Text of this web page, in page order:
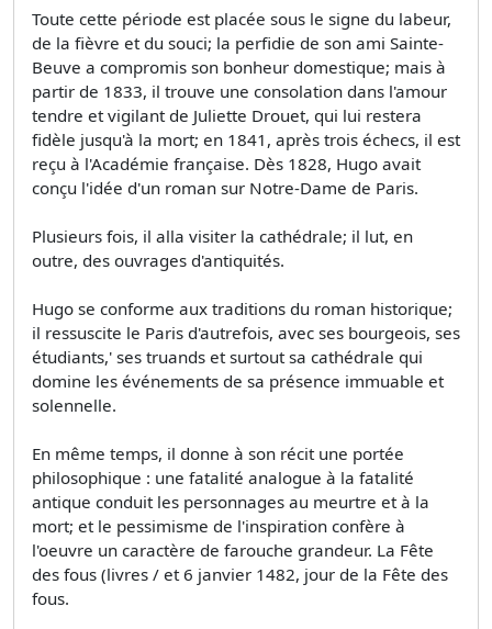
Toute cette période est placée sous le signe du labeur,
de la fièvre et du souci; la perfidie de son ami Sainte-
Beuve a compromis son bonheur domestique; mais à
partir de 1833, il trouve une consolation dans l'amour
tendre et vigilant de Juliette Drouet, qui lui restera
fidèle jusqu'à la mort; en 1841, après trois échecs, il est
reçu à l'Académie française. Dès 1828, Hugo avait
conçu l'idée d'un roman sur Notre-Dame de Paris.
Plusieurs fois, il alla visiter la cathédrale; il lut, en
outre, des ouvrages d'antiquités.
Hugo se conforme aux traditions du roman historique;
il ressuscite le Paris d'autrefois, avec ses bourgeois, ses
étudiants,' ses truands et surtout sa cathédrale qui
domine les événements de sa présence immuable et
solennelle.
En même temps, il donne à son récit une portée
philosophique : une fatalité analogue à la fatalité
antique conduit les personnages au meurtre et à la
mort; et le pessimisme de l'inspiration confère à
l'oeuvre un caractère de farouche grandeur. La Fête
des fous (livres / et 6 janvier 1482, jour de la Fête des
fous.